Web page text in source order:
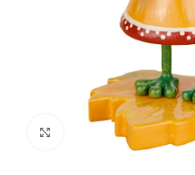
Zum Vergrößern klicken